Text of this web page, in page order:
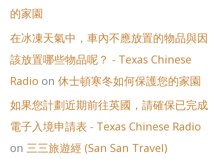
的家園
在冰凍天氣中，車內不應放置的物品與因
該放置哪些物品呢？ - Texas Chinese
Radio on 休士頓寒冬如何保護您的家園
如果您計劃近期前往英國，請確保已完成
電子入境申請表 - Texas Chinese Radio
on 三三旅遊經 (San San Travel)